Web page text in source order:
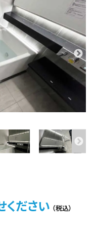
ください （税込）